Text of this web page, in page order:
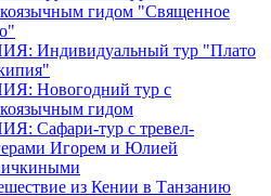
гидом "Священное
Индивидуальный тур "Плато
Новогодний тур с
гидом
Сафари-тур с тревел-
Игорем и Юлией
из Кении в Танзанию